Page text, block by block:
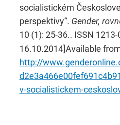
socialistickém
perspektivy“. Gender,
10 (1): 25-36.. ISSN
16.10.2014]Available
http://
v-socialistickem-